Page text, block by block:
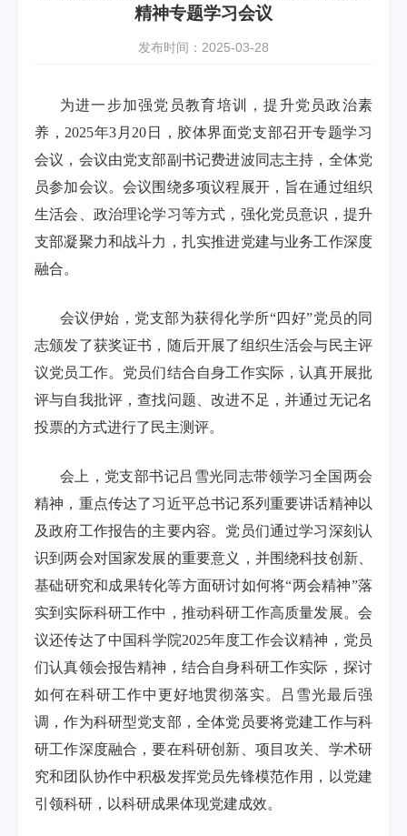
精神专题学习会议
发布时间：2025-03-28
为进一步加强党员教育培训，提升党员政治素
养，2025年3月20日，胶体界面党支部召开专题学习
会议，会议由党支部副书记费进波同志主持，全体党
员参加会议。会议围绕多项议程展开，旨在通过组织
生活会、政治理论学习等方式，强化党员意识，提升
支部凝聚力和战斗力，扎实推进党建与业务工作深度
融合。
会议伊始，党支部为获得化学所“四好”党员的同
志颁发了获奖证书，随后开展了组织生活会与民主评
议党员工作。党员们结合自身工作实际，认真开展批
评与自我批评，查找问题、改进不足，并通过无记名
投票的方式进行了民主测评。
会上，党支部书记吕雪光同志带领学习全国两会
精神，重点传达了习近平总书记系列重要讲话精神以
及政府工作报告的主要内容。党员们通过学习深刻认
识到两会对国家发展的重要意义，并围绕科技创新、
基础研究和成果转化等方面研讨如何将“两会精神”落
实到实际科研工作中，推动科研工作高质量发展。会
议还传达了中国科学院2025年度工作会议精神，党员
们认真领会报告精神，结合自身科研工作实际，探讨
如何在科研工作中更好地贯彻落实。吕雪光最后强
调，作为科研型党支部，全体党员要将党建工作与科
研工作深度融合，要在科研创新、项目攻关、学术研
究和团队协作中积极发挥党员先锋模范作用，以党建
引领科研，以科研成果体现党建成效。